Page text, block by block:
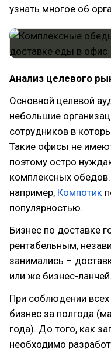
узнать многое об
Анализ целевого
Основной целевой
небольшие
сотрудников в
Такие офисы не
поэтому остро
комплексных
например, Компотик
популярностью.
Бизнес по доставке
рентабельным,
занимались –
или же бизнес-ланчей.
При соблюдении всех
бизнес за полгода
года). До того, как
необходимо